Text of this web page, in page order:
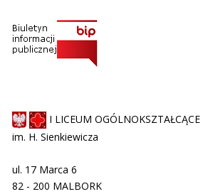
I LICEUM OGÓLNOKSZTAŁCĄCE
im. H. Sienkiewicza
ul. 17 Marca 6
82 - 200 MALBORK